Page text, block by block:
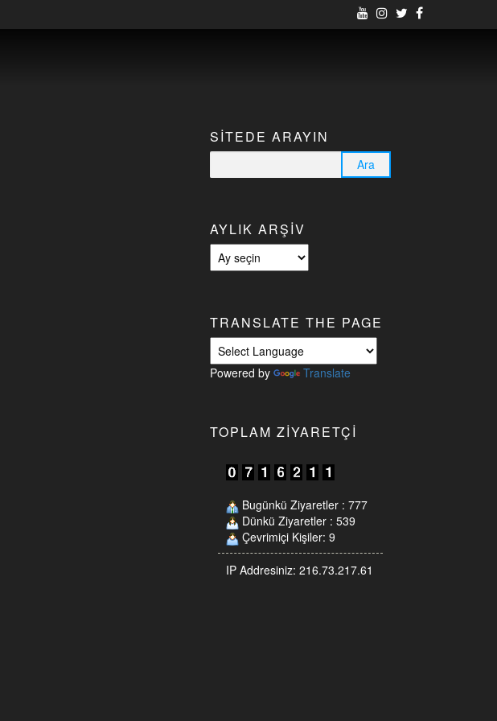
SITEDE ARAYIN
AYLIK ARŞIV
Aylık
arşiv
TRANSLATE THE PAGE
Powered by Translate
TOPLAM ZIYARETÇI
Bugünkü Ziyaretler : 777
Dünkü Ziyaretler : 539
Çevrimiçi Kişiler: 9
IP Addresiniz: 216.73.217.61